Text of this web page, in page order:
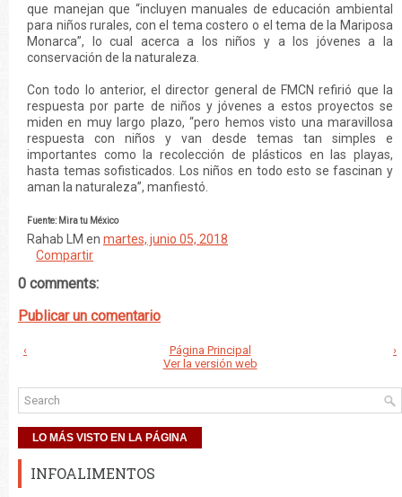
que manejan que “incluyen manuales de educación ambiental
para niños rurales, con el tema costero o el tema de la Mariposa
Monarca”, lo cual acerca a los niños y a los jóvenes a la
conservación de la naturaleza.
Con todo lo anterior, el director general de FMCN refirió que la
respuesta por parte de niños y jóvenes a estos proyectos se
miden en muy largo plazo, “pero hemos visto una maravillosa
respuesta con niños y van desde temas tan simples e
importantes como la recolección de plásticos en las playas,
hasta temas sofisticados. Los niños en todo esto se fascinan y
aman la naturaleza”, manfiestó.
Fuente: Mira tu México
Rahab LM en martes, junio 05, 2018
Compartir
0 comments:
Publicar un comentario
‹ ›
Página Principal
Ver la versión web
LO MÁS VISTO EN LA PÁGINA
INFOALIMENTOS